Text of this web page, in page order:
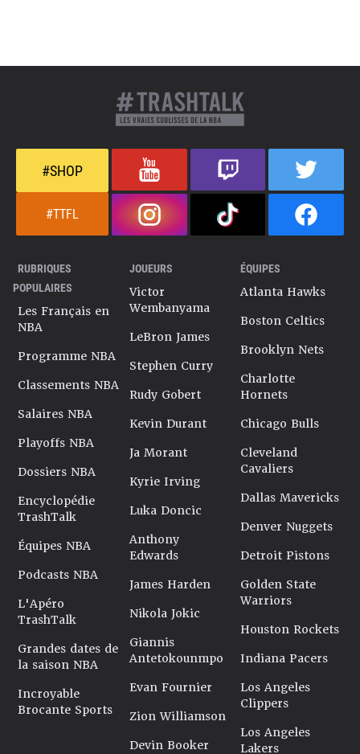
#SHOP
#TTFL
RUBRIQUES
POPULAIRES
Les Français en
NBA
Programme NBA
Classements NBA
Salaires NBA
Playoffs NBA
Dossiers NBA
Encyclopédie
TrashTalk
Équipes NBA
Podcasts NBA
L'Apéro
TrashTalk
Grandes dates de
la saison NBA
Incroyable
Brocante Sports
JOUEURS
Victor
Wembanyama
LeBron James
Stephen Curry
Rudy Gobert
Kevin Durant
Ja Morant
Kyrie Irving
Luka Doncic
Anthony
Edwards
James Harden
Nikola Jokic
Giannis
Antetokounmpo
Evan Fournier
Zion Williamson
Devin Booker
ÉQUIPES
Atlanta Hawks
Boston Celtics
Brooklyn Nets
Charlotte
Hornets
Chicago Bulls
Cleveland
Cavaliers
Dallas Mavericks
Denver Nuggets
Detroit Pistons
Golden State
Warriors
Houston Rockets
Indiana Pacers
Los Angeles
Clippers
Los Angeles
Lakers